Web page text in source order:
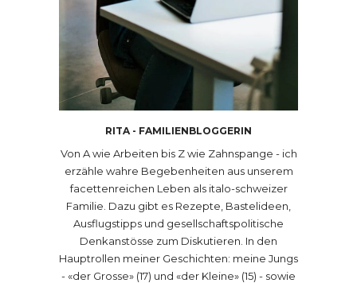
RITA - FAMILIENBLOGGERIN
Von A wie Arbeiten bis Z wie Zahnspange - ich
erzähle wahre Begebenheiten aus unserem
facettenreichen Leben als italo-schweizer
Familie. Dazu gibt es Rezepte, Bastelideen,
Ausflugstipps und gesellschaftspolitische
Denkanstösse zum Diskutieren. In den
Hauptrollen meiner Geschichten: meine Jungs
- «der Grosse» (17) und «der Kleine» (15) - sowie